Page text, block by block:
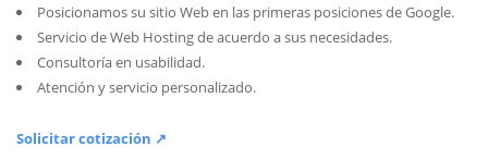
Posicionamos su sitio Web en las primeras posiciones de Google.
Servicio de Web Hosting de acuerdo a sus necesidades.
Consultoría en usabilidad.
Atención y servicio personalizado.
Solicitar cotización ↗